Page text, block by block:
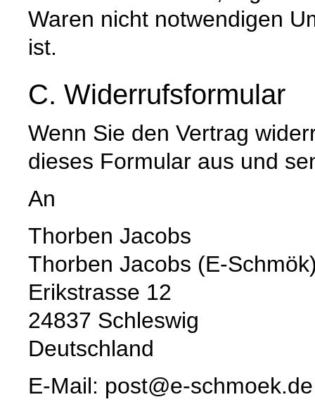
Waren nicht notwendigen
ist.
C. Widerrufsformular
Wenn Sie den Vertrag
dieses Formular aus und
An
Thorben Jacobs
Thorben Jacobs (E-
Erikstrasse 12
24837 Schleswig
Deutschland
E-Mail: post@e-schmoek.de